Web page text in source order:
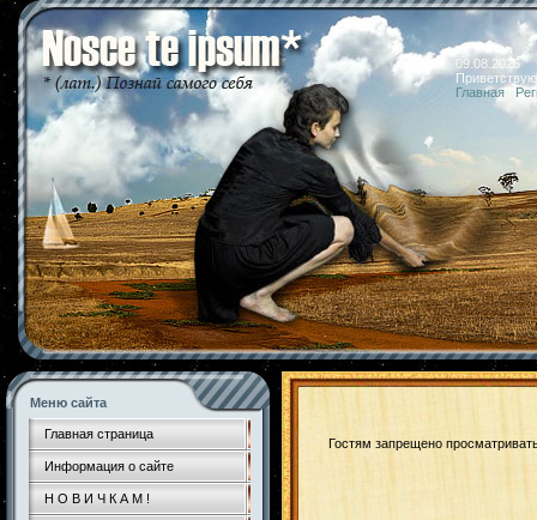
09.08.2026
Главная
Меню сайта
Главная страница
Информация о сайте
Н О В И Ч К А М !
Гостям запрещено